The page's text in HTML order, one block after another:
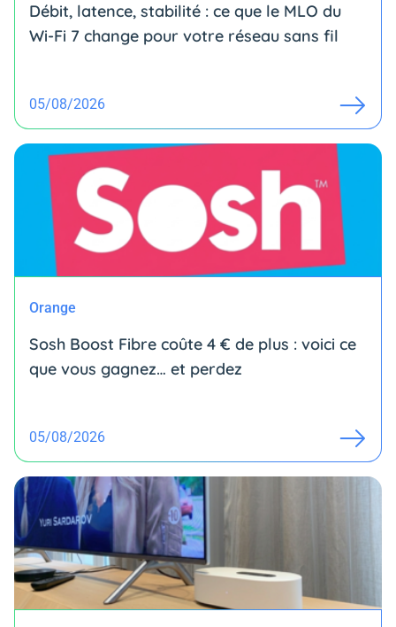
Débit, latence, stabilité : ce que le MLO du
Wi-Fi 7 change pour votre réseau sans fil
05/08/2026
Orange
Sosh Boost Fibre coûte 4 € de plus : voici ce
que vous gagnez… et perdez
05/08/2026